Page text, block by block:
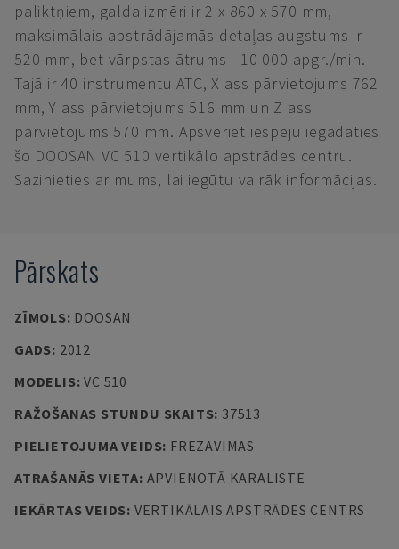
paliktņiem, galda izmēri ir 2 x 860 x 570 mm,
maksimālais apstrādājamās detaļas augstums ir
520 mm, bet vārpstas ātrums - 10 000 apgr./min.
Tajā ir 40 instrumentu ATC, X ass pārvietojums 762
mm, Y ass pārvietojums 516 mm un Z ass
pārvietojums 570 mm. Apsveriet iespēju iegādāties
šo DOOSAN VC 510 vertikālo apstrādes centru.
Sazinieties ar mums, lai iegūtu vairāk informācijas.
Pārskats
ZĪMOLS: DOOSAN
GADS: 2012
MODELIS:VC 510
RAŽOŠANAS STUNDU SKAITS: 37513
PIELIETOJUMA VEIDS: FREZAVIMAS
ATRAŠANĀS VIETA: APVIENOTĀ KARALISTE
IEKĀRTAS VEIDS: VERTIKĀLAIS APSTRĀDES CENTRS